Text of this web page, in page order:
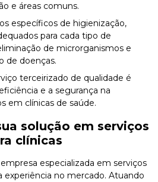
e áreas comuns.
específicos de higienização,
para cada tipo de
de microrganismos e
de doenças.
terceirizado de qualidade é
e a segurança na
em clínicas de saúde.
solução em serviços
clínicas
especializada em serviços
experiência no mercado. Atuando